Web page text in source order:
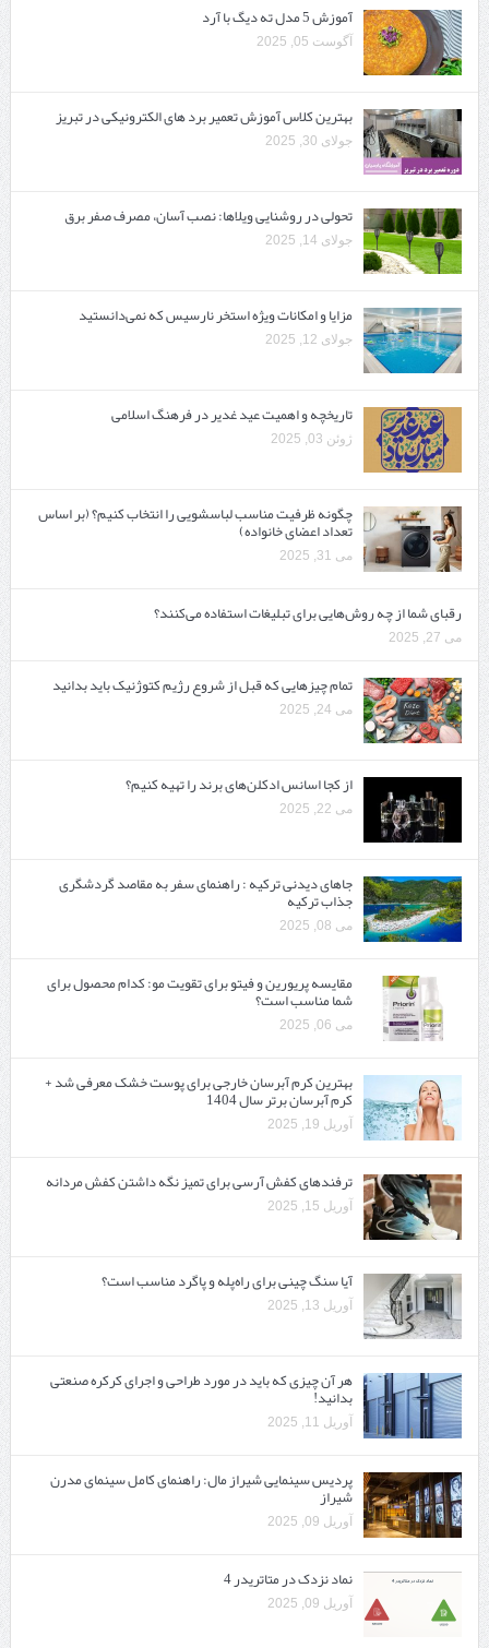
آموزش 5 مدل ته دیگ با آرد
آگوست 05, 2025
بهترین کلاس آموزش تعمیر برد های الکترونیکی در تبریز
جولای 30, 2025
تحولی در روشنایی ویلاها: نصب آسان، مصرف صفر برق
جولای 14, 2025
مزایا و امکانات ویژه استخر نارسیس که نمی‌دانستید
جولای 12, 2025
تاریخچه و اهمیت عید غدیر در فرهنگ اسلامی
ژوئن 03, 2025
چگونه ظرفیت مناسب لباسشویی را انتخاب کنیم؟ (بر اساس
تعداد اعضای خانواده)
می 31, 2025
رقبای شما از چه روش‌هایی برای تبلیغات استفاده می‌کنند؟
می 27, 2025
تمام چیزهایی که قبل از شروع رژیم کتوژنیک باید بدانید‎
می 24, 2025
از کجا اسانس ادکلن‌های برند را تهیه کنیم؟
می 22, 2025
جاهای دیدنی ترکیه : راهنمای سفر به مقاصد گردشگری
جذاب ترکیه
می 08, 2025
مقایسه پریورین و فیتو برای تقویت مو: کدام محصول برای
شما مناسب است؟
می 06, 2025
بهترین کرم آبرسان خارجی برای پوست خشک معرفی شد +
کرم آبرسان برتر سال 1404
آوریل 19, 2025
ترفندهای کفش آرسی برای تمیز نگه داشتن کفش مردانه
آوریل 15, 2025
آیا سنگ چینی برای راه‌پله و پاگرد مناسب است؟
آوریل 13, 2025
هر آن چیزی که باید در مورد طراحی و اجرای کرکره صنعتی
بدانید!
آوریل 11, 2025
پردیس سینمایی شیراز مال: راهنمای کامل سینمای مدرن
شیراز
آوریل 09, 2025
نماد نزدک در متاتریدر 4
آوریل 09, 2025